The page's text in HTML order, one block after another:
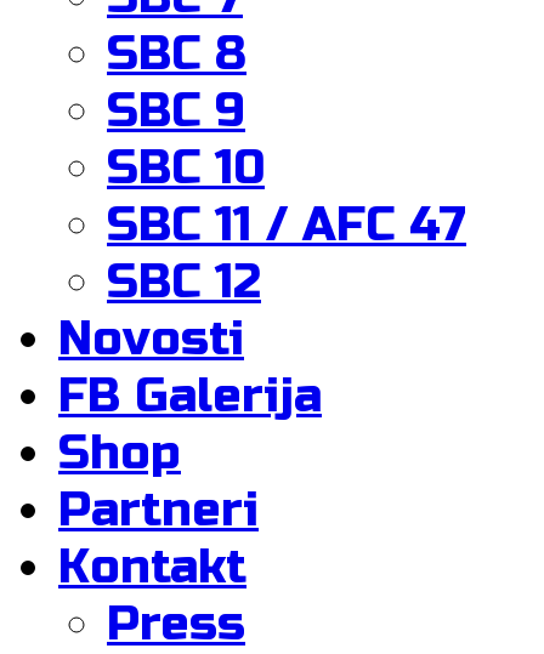
SBC 8
SBC 9
SBC 10
SBC 11 / AFC 47
SBC 12
Novosti
FB Galerija
Shop
Partneri
Kontakt
Press